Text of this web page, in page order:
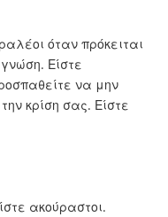
όταν πρόκειται
Είστε
να μην
κρίση σας. Είστε
ακούραστοι.